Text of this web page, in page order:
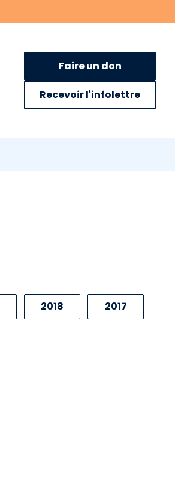
Faire un don
Recevoir l'infolettre
2018 2017